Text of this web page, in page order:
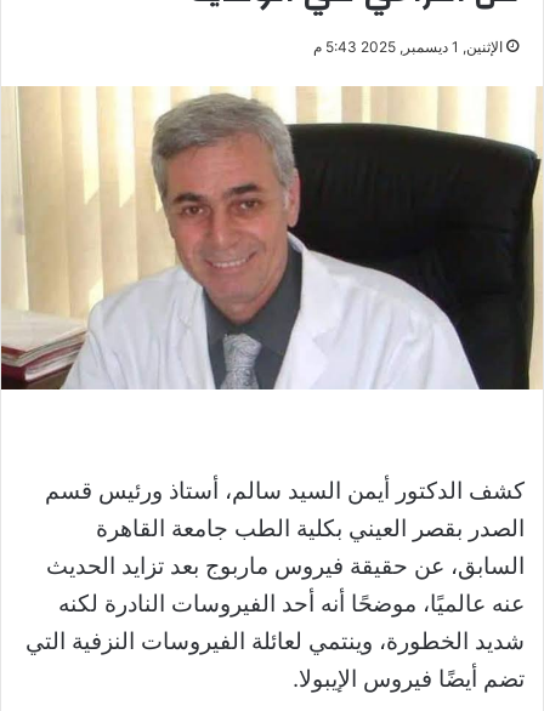
الإثنين, 1 ديسمبر, 2025 5:43 م
كشف الدكتور أيمن السيد سالم، أستاذ ورئيس قسم
الصدر بقصر العيني بكلية الطب جامعة القاهرة
السابق، عن حقيقة فيروس ماربوج بعد تزايد الحديث
عنه عالميًا، موضحًا أنه أحد الفيروسات النادرة لكنه
شديد الخطورة، وينتمي لعائلة الفيروسات النزفية التي
تضم أيضًا فيروس الإيبولا.